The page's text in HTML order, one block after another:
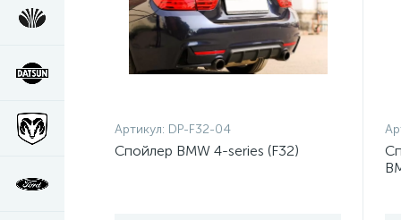
Артикул: DP-F32-04
Спойлер BMW 4-series (F32)